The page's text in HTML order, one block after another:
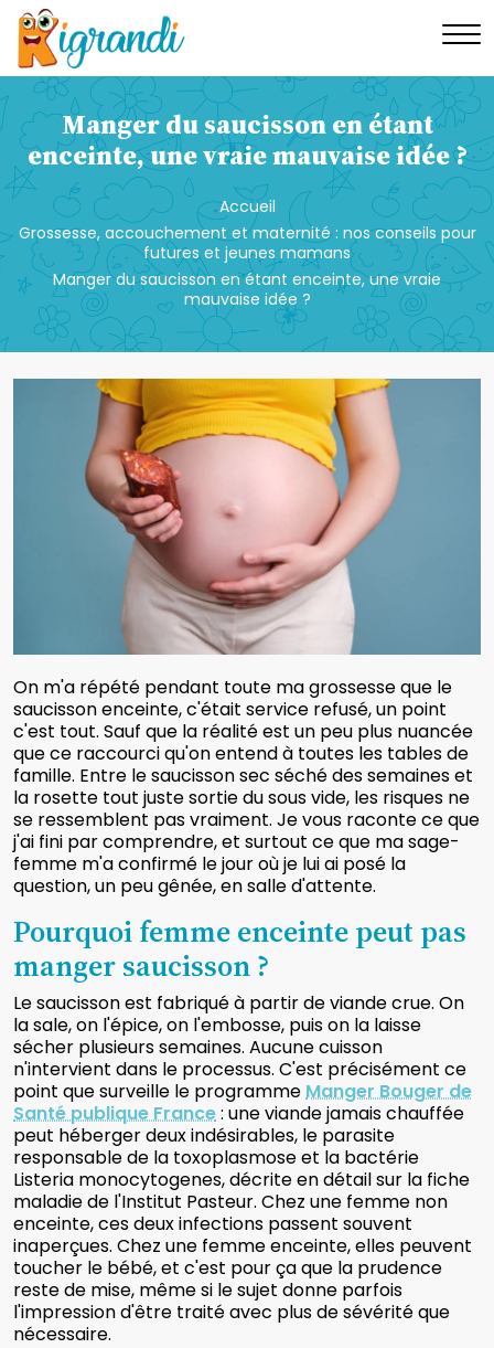
Manger du saucisson en étant
enceinte, une vraie mauvaise idée ?
Accueil
Grossesse, accouchement et maternité : nos conseils pour
futures et jeunes mamans
Manger du saucisson en étant enceinte, une vraie
mauvaise idée ?
On m'a répété pendant toute ma grossesse que le
saucisson enceinte, c'était service refusé, un point
c'est tout. Sauf que la réalité est un peu plus nuancée
que ce raccourci qu'on entend à toutes les tables de
famille. Entre le saucisson sec séché des semaines et
la rosette tout juste sortie du sous vide, les risques ne
se ressemblent pas vraiment. Je vous raconte ce que
j'ai fini par comprendre, et surtout ce que ma sage-
femme m'a confirmé le jour où je lui ai posé la
question, un peu gênée, en salle d'attente.
Pourquoi femme enceinte peut pas
manger saucisson ?
Le saucisson est fabriqué à partir de viande crue. On
la sale, on l'épice, on l'embosse, puis on la laisse
sécher plusieurs semaines. Aucune cuisson
n'intervient dans le processus. C'est précisément ce
point que surveille le programmeManger Bouger de
Santé publique France: une viande jamais chauffée
peut héberger deux indésirables, le parasite
responsable de la toxoplasmose et la bactérie
Listeria monocytogenes, décrite en détail sur la fiche
maladie de l'Institut Pasteur. Chez une femme non
enceinte, ces deux infections passent souvent
inaperçues. Chez une femme enceinte, elles peuvent
toucher le bébé, et c'est pour ça que la prudence
reste de mise, même si le sujet donne parfois
l'impression d'être traité avec plus de sévérité que
nécessaire.